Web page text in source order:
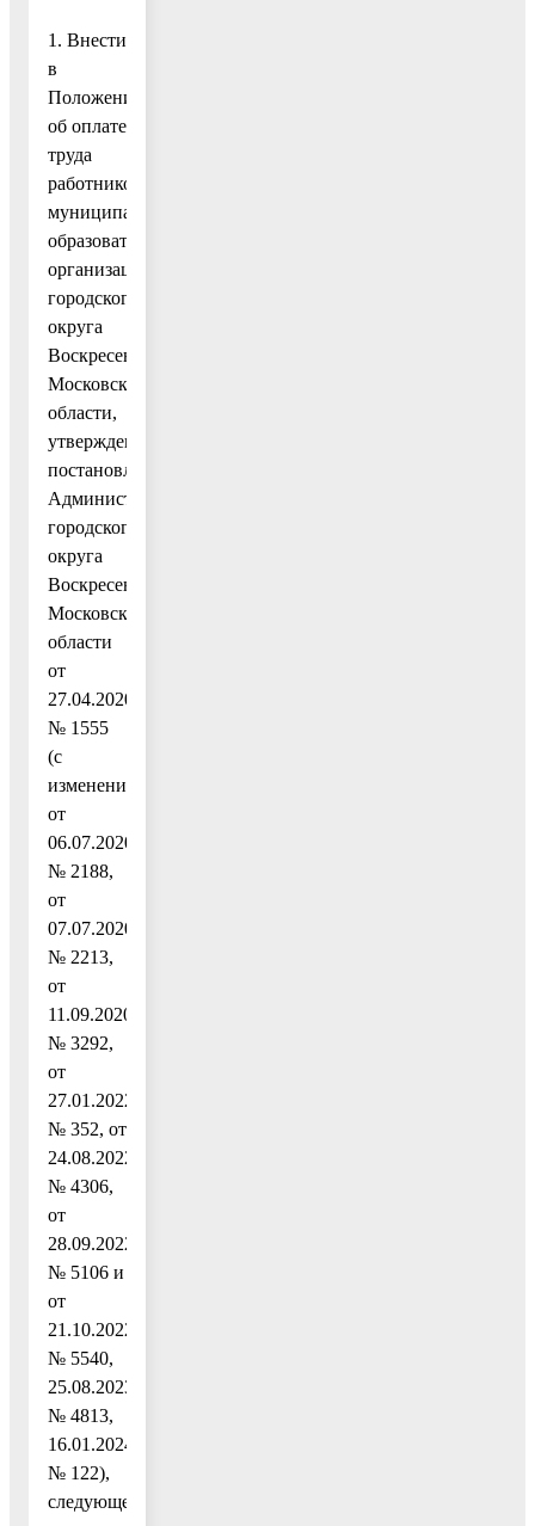
1. Внести
в
Положение
об оплате
труда
работников
муниципальных
образовательных
организаций
городского
округа
Воскресенск
Московской
области,
утвержденное
постановлением
Администрации
городского
округа
Воскресенск
Московской
области
от
27.04.2020
№ 1555
(с
изменениями
от
06.07.2020
№ 2188,
от
07.07.2020
№ 2213,
от
11.09.2020
№ 3292,
от
27.01.2022
№ 352, от
24.08.2022
№ 4306,
от
28.09.2022
№ 5106 и
от
21.10.2022
№ 5540,
25.08.2023
№ 4813,
16.01.2024
№ 122),
следующее